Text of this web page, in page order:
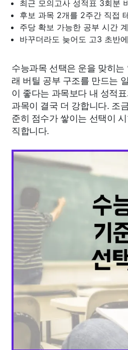
최근 모의고사 성적표 3회분
후보 과목 2개를 2주간 직접
주당 확보 가능한 공부 시간
바꾸더라도 늦어도 고3 초반
수능과목 선택은 운을 맞히는
래 버틸 공부 구조를 만드는
이 좋다는 과목보다 내 성적
과목이 결국 더 강합니다. 조
준히 점수가 쌓이는 선택이
직합니다.